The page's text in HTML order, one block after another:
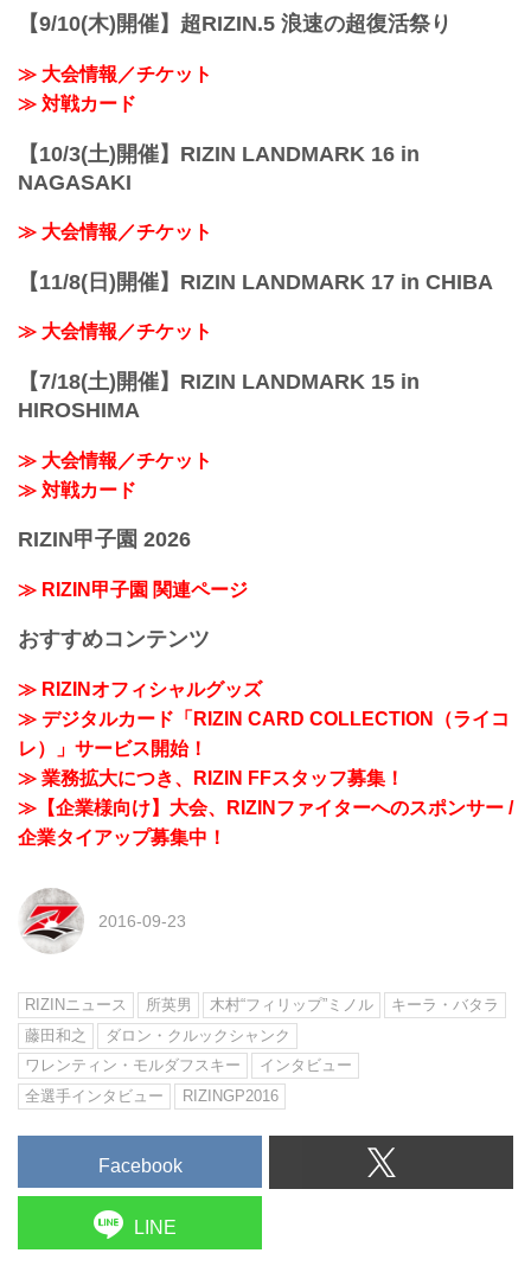
【9/10(木)開催】超RIZIN.5 浪速の超復活祭り
≫ 大会情報／チケット
≫ 対戦カード
【10/3(土)開催】RIZIN LANDMARK 16 in
NAGASAKI
≫ 大会情報／チケット
【11/8(日)開催】RIZIN LANDMARK 17 in CHIBA
≫ 大会情報／チケット
【7/18(土)開催】RIZIN LANDMARK 15 in
HIROSHIMA
≫ 大会情報／チケット
≫ 対戦カード
RIZIN甲子園 2026
≫ RIZIN甲子園 関連ページ
おすすめコンテンツ
≫ RIZINオフィシャルグッズ
≫ デジタルカード「RIZIN CARD COLLECTION（ライコ
レ）」サービス開始！
≫ 業務拡大につき、RIZIN FFスタッフ募集！
≫【企業様向け】大会、RIZINファイターへのスポンサー /
企業タイアップ募集中！
2016-09-23
RIZINニュース 所英男 木村“フィリップ”ミノル
キーラ・バタラ
藤田和之
ダロン・クルックシャンク
ワレンティン・モルダフスキー
インタビュー
全選手インタビュー
RIZINGP2016
Facebook
LINE